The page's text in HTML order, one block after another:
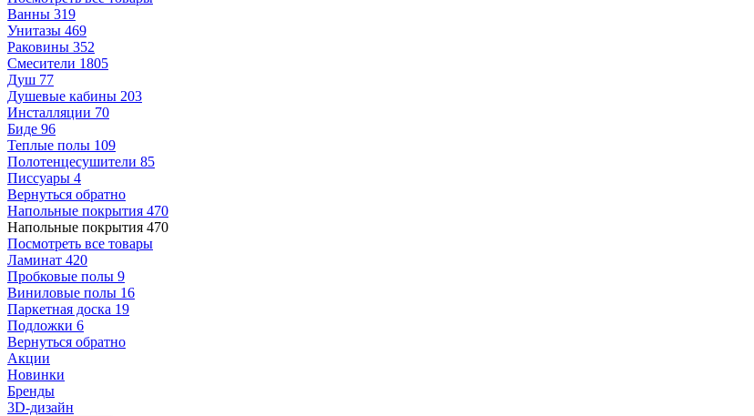
Ванны 319
Унитазы 469
Раковины 352
Смесители 1805
Душ 77
Душевые кабины 203
Инсталляции 70
Биде 96
Теплые полы 109
Полотенцесушители 85
Писсуары 4
Вернуться обратно
Напольные покрытия 470
Напольные покрытия 470
Посмотреть все товары
Ламинат 420
Пробковые полы 9
Виниловые полы 16
Паркетная доска 19
Подложки 6
Вернуться обратно
Акции
Новинки
Бренды
3D-дизайн